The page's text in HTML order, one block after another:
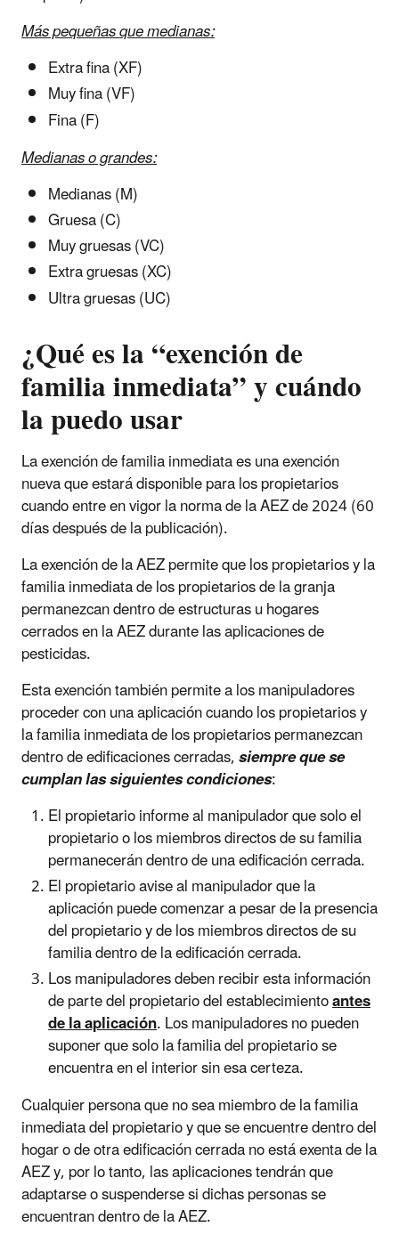
Más pequeñas que medianas:
Extra fina (XF)
Muy fina (VF)
Fina (F)
Medianas o grandes:
Medianas (M)
Gruesa (C)
Muy gruesas (VC)
Extra gruesas (XC)
Ultra gruesas (UC)
¿Qué es la “exención de
familia inmediata” y cuándo
la puedo usar
La exención de familia inmediata es una exención
nueva que estará disponible para los propietarios
cuando entre en vigor la norma de la AEZ de 2024 (60
días después de la publicación).
La exención de la AEZ permite que los propietarios y la
familia inmediata de los propietarios de la granja
permanezcan dentro de estructuras u hogares
cerrados en la AEZ durante las aplicaciones de
pesticidas.
Esta exención también permite a los manipuladores
proceder con una aplicación cuando los propietarios y
la familia inmediata de los propietarios permanezcan
dentro de edificaciones cerradas,siempre que se
cumplan las siguientes condiciones:
El propietario informe al manipulador que solo el
propietario o los miembros directos de su familia
permanecerán dentro de una edificación cerrada.
El propietario avise al manipulador que la
aplicación puede comenzar a pesar de la presencia
del propietario y de los miembros directos de su
familia dentro de la edificación cerrada.
Los manipuladores deben recibir esta información
de parte del propietario del establecimientoantes
de la aplicación. Los manipuladores no pueden
suponer que solo la familia del propietario se
encuentra en el interior sin esa certeza.
Cualquier persona que no sea miembro de la familia
inmediata del propietario y que se encuentre dentro del
hogar o de otra edificación cerrada no está exenta de la
AEZ y, por lo tanto, las aplicaciones tendrán que
adaptarse o suspenderse si dichas personas se
encuentran dentro de la AEZ.